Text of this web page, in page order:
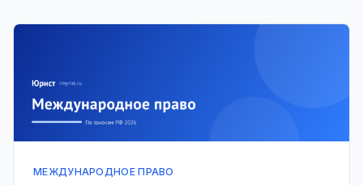
МЕЖДУНАРОДНОЕ ПРАВО